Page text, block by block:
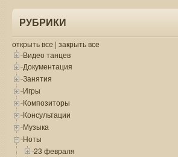
РУБРИКИ
открыть все | закрыть все
Видео танцев
Документация
Занятия
Игры
Композиторы
Консультации
Музыка
Ноты
23 февраля